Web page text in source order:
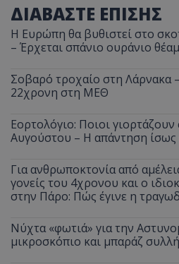
ΔΙΑΒΑΣΤΕ ΕΠΙΣΗΣ
Η Ευρώπη θα βυθιστεί στο
– Έρχεται σπάνιο ουράνιο
Σοβαρό τροχαίο στη Λάρνακα
22χρονη στη ΜΕΘ
Εορτολόγιο: Ποιοι
Αυγούστου – Η απάντηση ίσως
Για ανθρωποκτονία από
γονείς του 4χρονου και ο
στην Πάρο: Πώς έγινε η
Νύχτα «φωτιά» για την
μικροσκόπιο και μπαράζ